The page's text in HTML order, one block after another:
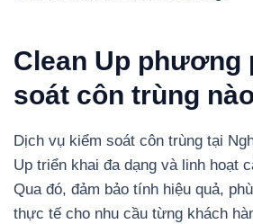
Clean Up phương
soát côn trùng
Dịch vụ kiểm soát côn trùng tại
Up triển khai đa dạng và linh hoạt
Qua đó, đảm bảo tính hiệu quả,
thực tế cho nhu cầu từng khách